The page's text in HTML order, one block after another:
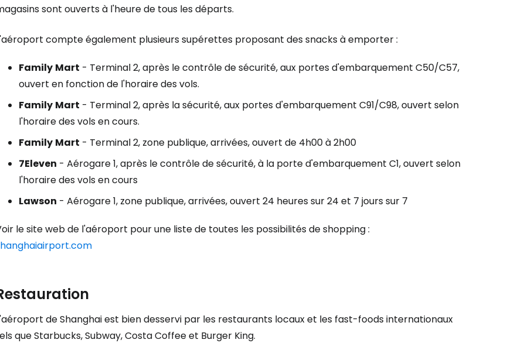
sont ouverts à l'heure de tous les départs.
compte également plusieurs supérettes proposant des snacks à emporter :
Family Mart - Terminal 2, après le contrôle de sécurité, aux portes d'embarquement C50/C57,
ouvert en fonction de l'horaire des vols.
Family Mart - Terminal 2, après la sécurité, aux portes d'embarquement C91/C98, ouvert selon
l'horaire des vols en cours.
Family Mart - Terminal 2, zone publique, arrivées, ouvert de 4h00 à 2h00
7Eleven - Aérogare 1, après le contrôle de sécurité, à la porte d'embarquement C1, ouvert selon
l'horaire des vols en cours
Lawson - Aérogare 1, zone publique, arrivées, ouvert 24 heures sur 24 et 7 jours sur 7
le site web de l'aéroport pour une liste de toutes les possibilités de shopping :
de Shanghai est bien desservi par les restaurants locaux et les fast-foods internationaux
que Starbucks, Subway, Costa Coffee et Burger King.